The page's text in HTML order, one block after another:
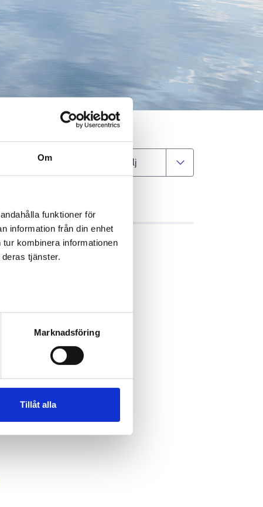
Om
funktioner för
information från din enhet
kombinera informationen
tjänster.
Marknadsföring
Tillåt alla
Välj kommun